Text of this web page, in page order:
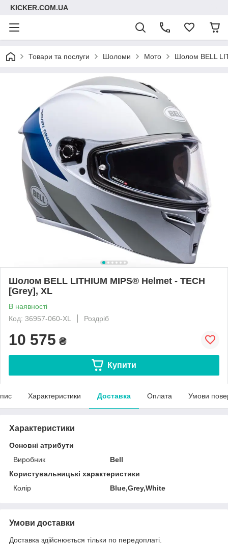
KICKER.COM.UA
Товари та послуги Шоломи Мото Шолом BELL
Шолом BELL LITHIUM MIPS® Helmet - TECH
[Grey], XL
В наявності
Код: 36957-060-XL
Роздріб
10 575 ₴
Купити
Характеристики Доставка Оплата Умови
Характеристики
Основні атрибути
Виробник
Bell
Користувальницькі характеристики
Колір
Blue,Grey,White
Умови доставки
Доставка здійснюється тільки по передоплаті.